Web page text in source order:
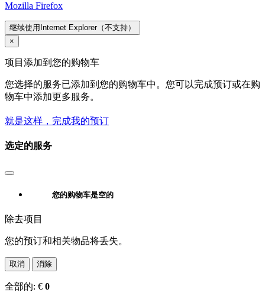
Mozilla Firefox
继续使用Internet Explorer（不支持）
×
项目添加到您的购物车
您选择的服务已添加到您的购物车中。您可以完成预订或在购
物车中添加更多服务。
就是这样，完成我的预订
选定的服务
您的购物车是空的
除去项目
您的预订和相关物品将丢失。
取消 消除
全部的: € 0